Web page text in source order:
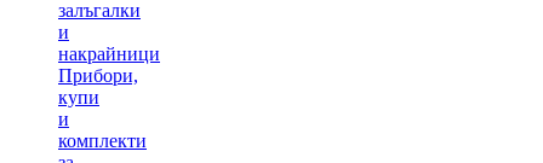
залъгалки
и
накрайници
Прибори,
купи
и
комплекти